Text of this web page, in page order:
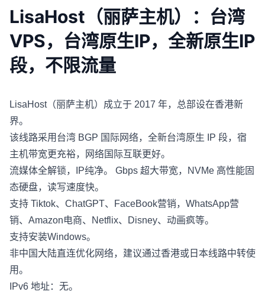
LisaHost（丽萨主机）：台湾
VPS，台湾原生IP，全新原生IP
段，不限流量
LisaHost（丽萨主机） 成立于 2017 年，总部设在香港新
界。
该线路采用台湾 BGP 国际网络，全新台湾原生 IP 段，宿
主机带宽更充裕，网络国际互联更好。
流媒体全解锁，IP纯净。 Gbps 超大带宽，NVMe 高性能固
态硬盘，读写速度快。
支持 Tiktok、ChatGPT、FaceBook营销，WhatsApp营
销、Amazon电商、Netflix、Disney、动画疯等。
支持安装Windows。
非中国大陆直连优化网络，建议通过香港或日本线路中转使
用。
IPv6 地址：无。